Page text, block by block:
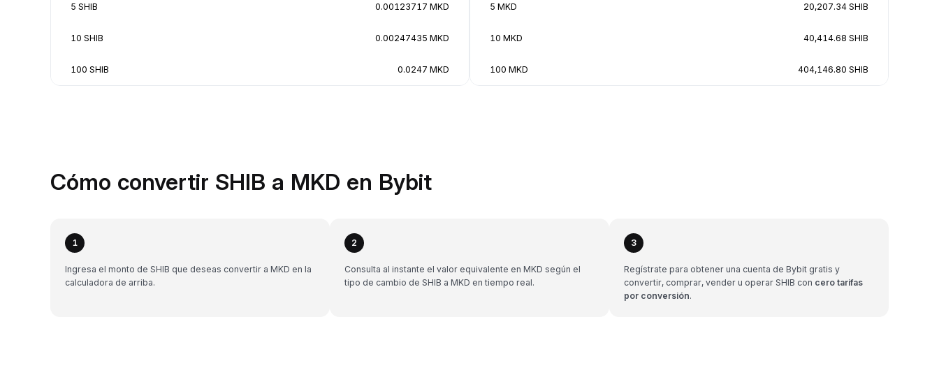
5 SHIB 0.00123717 MKD
10 SHIB 0.00247435 MKD
100 SHIB 0.0247 MKD
5 MKD 20,207.34 SHIB
10 MKD 40,414.68 SHIB
100 MKD 404,146.80 SHIB
Cómo convertir SHIB a MKD en Bybit
1
Ingresa el monto de SHIB que deseas convertir a MKD en la
calculadora de arriba.
2
Consulta al instante el valor equivalente en MKD según el
tipo de cambio de SHIB a MKD en tiempo real.
3
Regístrate para obtener una cuenta de Bybit gratis y
convertir, comprar, vender u operar SHIB con cero tarifas
por conversión.